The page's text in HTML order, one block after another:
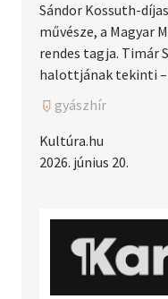
Sándor Kossuth-
művésze, a Magyar
rendes tagja. Timár
halottjának tekinti
gyászhír
Kultúra.hu
2026. június 20.